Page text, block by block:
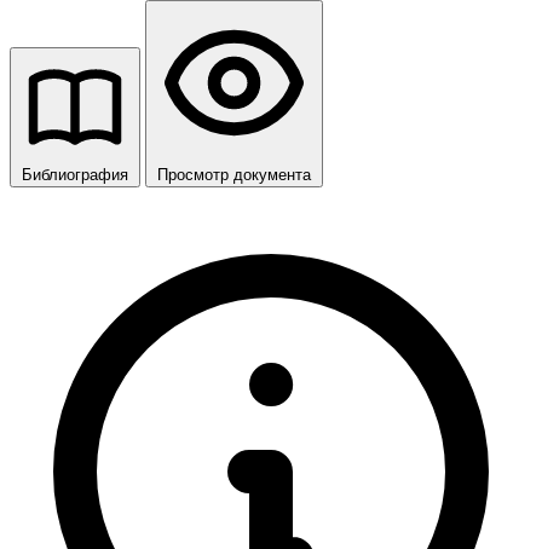
Библиография Просмотр документа